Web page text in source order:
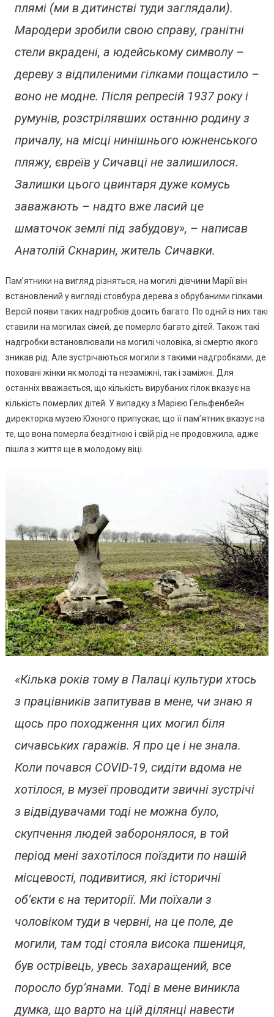
плямі (ми в дитинстві туди заглядали).
Мародери зробили свою справу, гранітні
стели вкрадені, а юдейському символу –
дереву з відпиленими гілками пощастило –
воно не модне. Після репресій 1937 року і
румунів, розстрілявших останню родину з
причалу, на місці нинішнього южненського
пляжу, євреїв у Сичавці не залишилося.
Залишки цього цвинтаря дуже комусь
заважають – надто вже ласий це
шматочок землі під забудову», – написав
Анатолій Скнарин, житель Сичавки.
Пам’ятники на вигляд різняться, на могилі дівчини Марії він
встановлений у вигляді стовбура дерева з обрубаними гілками.
Версій появи таких надгробків досить багато. По одній із них такі
ставили на могилах сімей, де померло багато дітей. Також такі
надгробки встановлювали на могилі чоловіка, зі смертю якого
зникав рід. Але зустрічаються могили з такими надгробками, де
поховані жінки як молоді та незаміжні, так і заміжні. Для
останніх вважається, що кількість вирубаних гілок вказує на
кількість померлих дітей. У випадку з Марією Гельфенбейн
директорка музею Южного припускає, що її пам’ятник вказує на
те, що вона померла бездітною і свій рід не продовжила, адже
пішла з життя ще в молодому віці.
«Кілька років тому в Палаці культури хтось
з працівників запитував в мене, чи знаю я
щось про походження цих могил біля
сичавських гаражів. Я про це і не знала.
Коли почався COVID-19, сидіти вдома не
хотілося, в музеї проводити звичні зустрічі
з відвідувачами тоді не можна було,
скупчення людей заборонялося, в той
період мені захотілося поїздити по нашій
місцевості, подивитися, які історичні
об’єкти є на території. Ми поїхали з
чоловіком туди в червні, на це поле, де
могили, там тоді стояла висока пшениця,
був острівець, увесь захаращений, все
поросло бур’янами. Тоді в мене виникла
думка, що варто на цій ділянці навести